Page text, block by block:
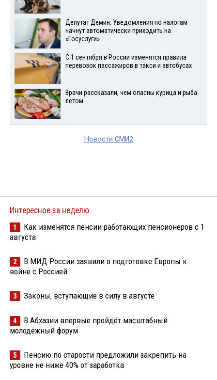
Депутат Демин: Уведомления по налогам
начнут автоматически приходить на
«Госуслуги»
С 1 сентября в России изменятся правила
перевозок пассажиров в такси и автобусах
Врачи рассказали, чем опасны курица и рыба
летом
Новости СМИ2
Интересное за неделю
1
Как изменятся пенсии работающих пенсионеров с 1
августа
2
В МИД России заявили о подготовке Европы к
войне с Россией
3 Законы, вступающие в силу в августе
4
В Абхазии впервые пройдёт масштабный
молодёжный форум
5
Пенсию по старости предложили закрепить на
уровне не ниже 40% от заработка